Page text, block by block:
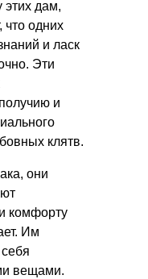
этих дам,
что одних
и ласк
Эти
и
клятв.
они
комфорту
Им
вещами.